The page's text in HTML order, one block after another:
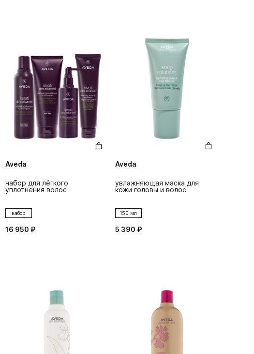
Aveda
набор для лёгкого
уплотнения волос
набор
16 950 ₽
Aveda
увлажняющая маска для
кожи головы и волос
150 мл
5 390 ₽